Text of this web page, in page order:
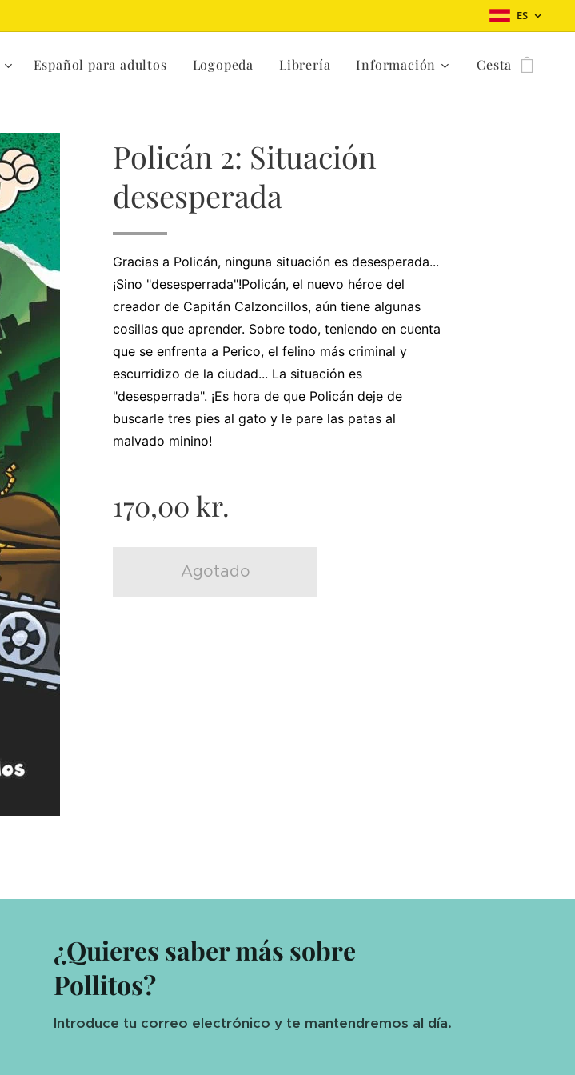
ES
Español para adultos Logopeda Librería Información Cesta
Policán 2: Situación
desesperada
Gracias a Policán, ninguna situación es desesperada...
¡Sino "desesperrada"!Policán, el nuevo héroe del
creador de Capitán Calzoncillos, aún tiene algunas
cosillas que aprender. Sobre todo, teniendo en cuenta
que se enfrenta a Perico, el felino más criminal y
escurridizo de la ciudad... La situación es
"desesperrada". ¡Es hora de que Policán deje de
buscarle tres pies al gato y le pare las patas al
malvado minino!
170,00kr.
Agotado
¿Quieres saber más sobre
Pollitos?
Introduce tu correo electrónico y te mantendremos al día.